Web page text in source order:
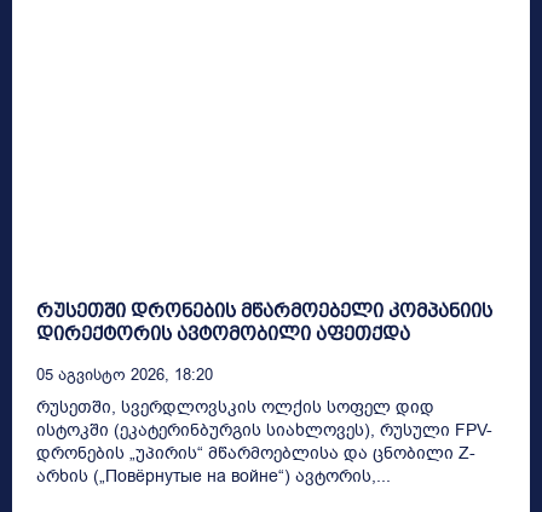
რუსეთში დრონების მწარმოებელი კომპანიის
დირექტორის ავტომობილი აფეთქდა
05 Აგვისტო 2026, 18:20
რუსეთში, სვერდლოვსკის ოლქის სოფელ დიდ
ისტოკში (ეკატერინბურგის სიახლოვეს), რუსული FPV-
დრონების „უპირის“ მწარმოებლისა და ცნობილი Z-
არხის („Повёрнутые на войне“) ავტორის,...